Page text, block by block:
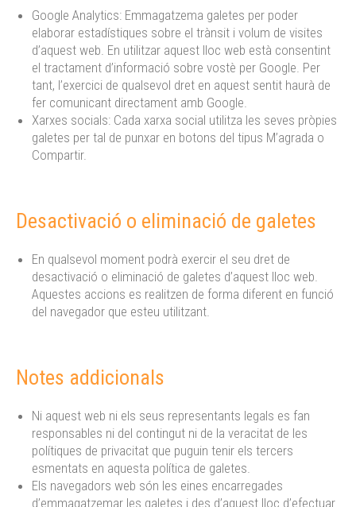
Google Analytics: Emmagatzema galetes per poder
elaborar estadístiques sobre el trànsit i volum de visites
d’aquest web. En utilitzar aquest lloc web està consentint
el tractament d’informació sobre vostè per Google. Per
tant, l’exercici de qualsevol dret en aquest sentit haurà de
fer comunicant directament amb Google.
Xarxes socials: Cada xarxa social utilitza les seves pròpies
galetes per tal de punxar en botons del tipus M’agrada o
Compartir.
Desactivació o eliminació de galetes
En qualsevol moment podrà exercir el seu dret de
desactivació o eliminació de galetes d’aquest lloc web.
Aquestes accions es realitzen de forma diferent en funció
del navegador que esteu utilitzant.
Notes addicionals
Ni aquest web ni els seus representants legals es fan
responsables ni del contingut ni de la veracitat de les
polítiques de privacitat que puguin tenir els tercers
esmentats en aquesta política de galetes.
Els navegadors web són les eines encarregades
d’emmagatzemar les galetes i des d’aquest lloc d’efectuar